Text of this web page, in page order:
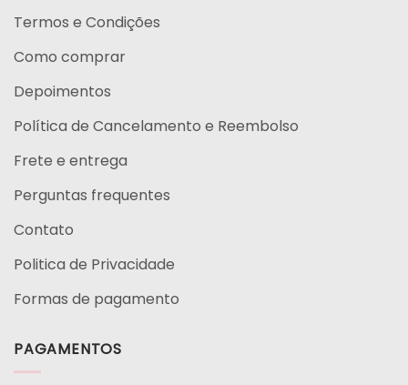
Termos e Condições
Como comprar
Depoimentos
Política de Cancelamento e Reembolso
Frete e entrega
Perguntas frequentes
Contato
Politica de Privacidade
Formas de pagamento
PAGAMENTOS